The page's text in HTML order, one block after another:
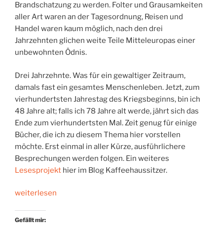
Brandschatzung zu werden. Folter und Grausamkeiten
aller Art waren an der Tagesordnung, Reisen und
Handel waren kaum möglich, nach den drei
Jahrzehnten glichen weite Teile Mitteleuropas einer
unbewohnten Ödnis.
Drei Jahrzehnte. Was für ein gewaltiger Zeitraum,
damals fast ein gesamtes Menschenleben. Jetzt, zum
vierhundertsten Jahrestag des Kriegsbeginns, bin ich
48 Jahre alt; falls ich 78 Jahre alt werde, jährt sich das
Ende zum vierhundertsten Mal. Zeit genug für einige
Bücher, die ich zu diesem Thema hier vorstellen
möchte. Erst einmal in aller Kürze, ausführlichere
Besprechungen werden folgen. Ein weiteres
Lesesprojekt hier im Blog Kaffeehaussitzer.
„Drei
Verwüstung“
weiterlesen
Gefällt mir: